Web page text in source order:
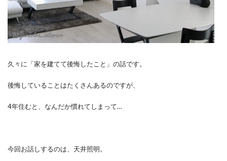
久々に「家を建てて後悔したこと」の話です。
後悔していることはたくさんあるのですが、
4年住むと、なんだか慣れてしまって…
今回お話しするのは、天井照明。